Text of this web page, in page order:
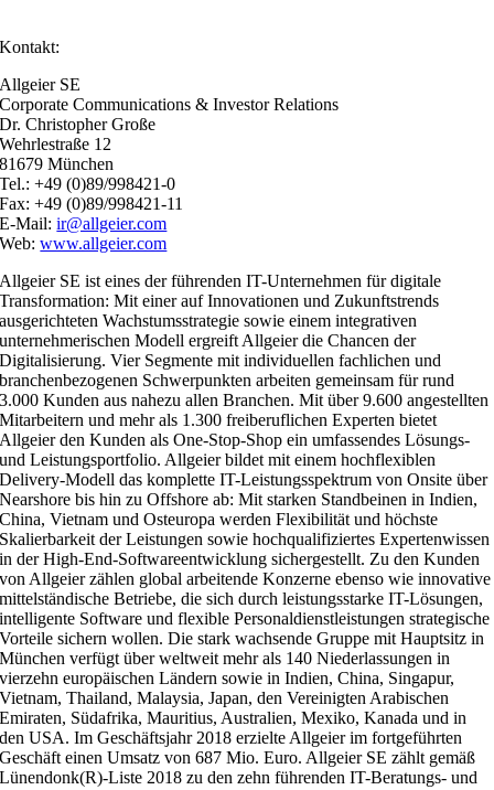
Kontakt:
Allgeier SE
Corporate Communications & Investor Relations
Dr. Christopher Große
Wehrlestraße 12
81679 München
Tel.: +49 (0)89/998421-0
Fax: +49 (0)89/998421-11
E-Mail:ir@allgeier.com
Web:www.allgeier.com
Allgeier SE ist eines der führenden IT-Unternehmen für digitale
Transformation: Mit einer auf Innovationen und Zukunftstrends
ausgerichteten Wachstumsstrategie sowie einem integrativen
unternehmerischen Modell ergreift Allgeier die Chancen der
Digitalisierung. Vier Segmente mit individuellen fachlichen und
branchenbezogenen Schwerpunkten arbeiten gemeinsam für rund
3.000 Kunden aus nahezu allen Branchen. Mit über 9.600 angestellten
Mitarbeitern und mehr als 1.300 freiberuflichen Experten bietet
Allgeier den Kunden als One-Stop-Shop ein umfassendes Lösungs-
und Leistungsportfolio. Allgeier bildet mit einem hochflexiblen
Delivery-Modell das komplette IT-Leistungsspektrum von Onsite über
Nearshore bis hin zu Offshore ab: Mit starken Standbeinen in Indien,
China, Vietnam und Osteuropa werden Flexibilität und höchste
Skalierbarkeit der Leistungen sowie hochqualifiziertes Expertenwissen
in der High-End-Softwareentwicklung sichergestellt. Zu den Kunden
von Allgeier zählen global arbeitende Konzerne ebenso wie innovative
mittelständische Betriebe, die sich durch leistungsstarke IT-Lösungen,
intelligente Software und flexible Personaldienstleistungen strategische
Vorteile sichern wollen. Die stark wachsende Gruppe mit Hauptsitz in
München verfügt über weltweit mehr als 140 Niederlassungen in
vierzehn europäischen Ländern sowie in Indien, China, Singapur,
Vietnam, Thailand, Malaysia, Japan, den Vereinigten Arabischen
Emiraten, Südafrika, Mauritius, Australien, Mexiko, Kanada und in
den USA. Im Geschäftsjahr 2018 erzielte Allgeier im fortgeführten
Geschäft einen Umsatz von 687 Mio. Euro. Allgeier SE zählt gemäß
Lünendonk(R)-Liste 2018 zu den zehn führenden IT-Beratungs- und